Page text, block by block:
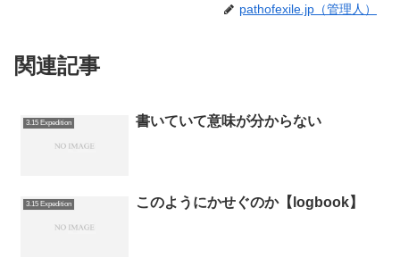
pathofexile.jp（管理人）
関連記事
3.15 Expedition 書いていて意味が分からない
3.15 Expedition このようにかせぐのか【logbook】